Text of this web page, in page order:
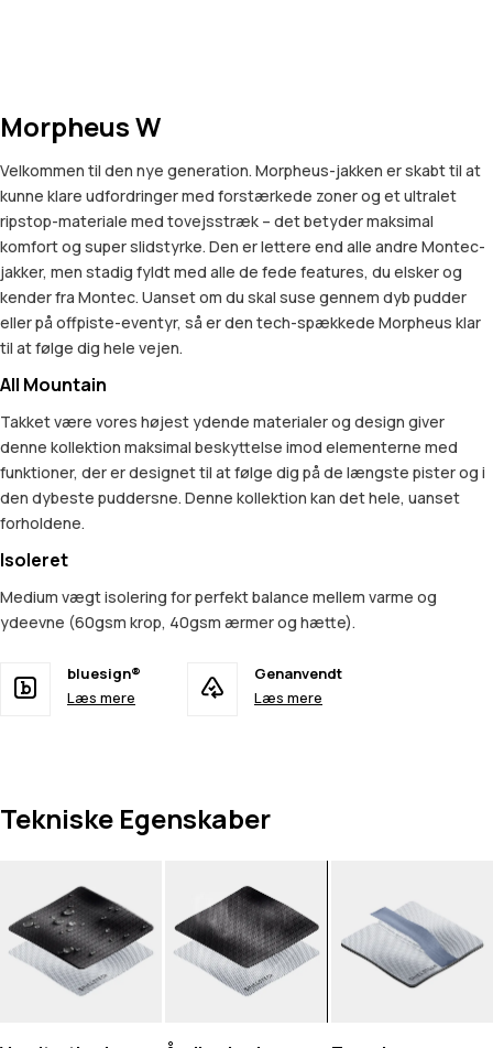
Morpheus W
Velkommen til den nye generation. Morpheus-jakken er skabt til at
kunne klare udfordringer med forstærkede zoner og et ultralet
ripstop-materiale med tovejsstræk – det betyder maksimal
komfort og super slidstyrke. Den er lettere end alle andre Montec-
jakker, men stadig fyldt med alle de fede features, du elsker og
kender fra Montec. Uanset om du skal suse gennem dyb pudder
eller på offpiste-eventyr, så er den tech-spækkede Morpheus klar
til at følge dig hele vejen.
All Mountain
Takket være vores højest ydende materialer og design giver
denne kollektion maksimal beskyttelse imod elementerne med
funktioner, der er designet til at følge dig på de længste pister og i
den dybeste puddersne. Denne kollektion kan det hele, uanset
forholdene.
Isoleret
Medium vægt isolering for perfekt balance mellem varme og
ydeevne (60gsm krop, 40gsm ærmer og hætte).
bluesign®
Læs mere
Genanvendt
Læs mere
Tekniske Egenskaber